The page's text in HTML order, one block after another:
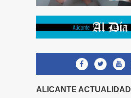
ALICANTE ACTUALIDAD